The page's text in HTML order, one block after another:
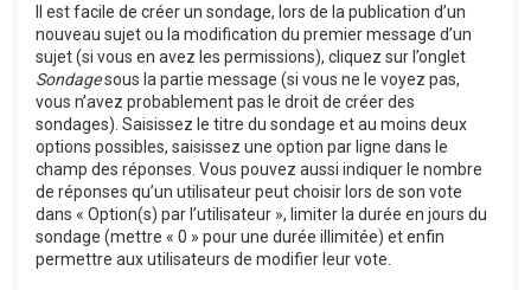
Il est facile de créer un sondage, lors de la publication d’un
nouveau sujet ou la modification du premier message d’un
sujet (si vous en avez les permissions), cliquez sur l’onglet
Sondagesous la partie message (si vous ne le voyez pas,
vous n’avez probablement pas le droit de créer des
sondages). Saisissez le titre du sondage et au moins deux
options possibles, saisissez une option par ligne dans le
champ des réponses. Vous pouvez aussi indiquer le nombre
de réponses qu’un utilisateur peut choisir lors de son vote
dans « Option(s) par l’utilisateur », limiter la durée en jours du
sondage (mettre « 0 » pour une durée illimitée) et enfin
permettre aux utilisateurs de modifier leur vote.